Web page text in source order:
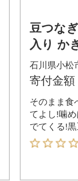
豆つな
入り か
石川県小松
寄付金額
そのまま食
てよし!噛
でてくる!